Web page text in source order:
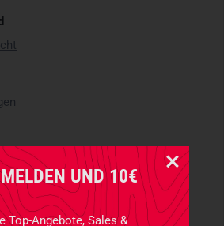
UND 10€
Top-Angebote, Sales &